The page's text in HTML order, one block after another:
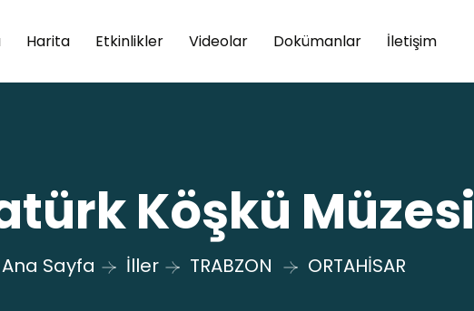
Harita Etkinlikler Videolar Dokümanlar İletişim
Köşkü Müzesi
Ana Sayfa İller TRABZON ORTAHİSAR